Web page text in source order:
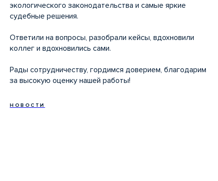
экологического законодательства и самые яркие
судебные решения.
Ответили на вопросы, разобрали кейсы, вдохновили
коллег и вдохновились сами.
Рады сотрудничеству, гордимся доверием, благодарим
за высокую оценку нашей работы!
НОВОСТИ